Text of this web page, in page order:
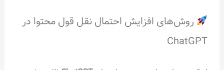
روش‌های افزایش احتمال نقل قول محتوا در
ChatGPT